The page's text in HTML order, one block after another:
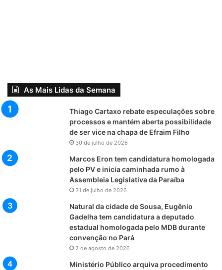
As Mais Lidas da Semana
Thiago Cartaxo rebate especulações sobre
processos e mantém aberta possibilidade
de ser vice na chapa de Efraim Filho
30 de julho de 2026
Marcos Eron tem candidatura homologada
pelo PV e inicia caminhada rumo à
Assembleia Legislativa da Paraíba
31 de julho de 2026
Natural da cidade de Sousa, Eugênio
Gadelha tem candidatura a deputado
estadual homologada pelo MDB durante
convenção no Pará
2 de agosto de 2026
Ministério Público arquiva procedimento